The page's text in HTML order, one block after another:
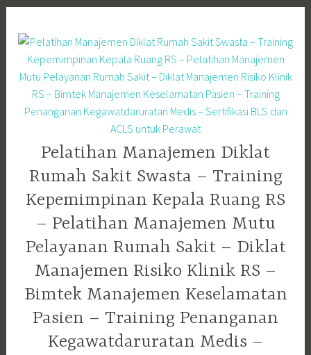
Skip
content
Pelatihan Manajemen Diklat
Rumah Sakit Swasta – Training
Kepemimpinan Kepala Ruang RS
– Pelatihan Manajemen Mutu
Pelayanan Rumah Sakit – Diklat
Manajemen Risiko Klinik RS –
Bimtek Manajemen Keselamatan
Pasien – Training Penanganan
Kegawatdaruratan Medis –